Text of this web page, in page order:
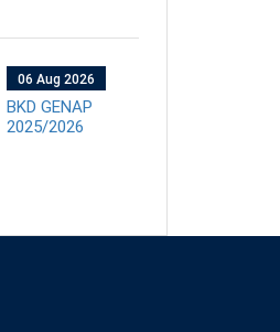
06 Aug 2026
BKD GENAP
2025/2026